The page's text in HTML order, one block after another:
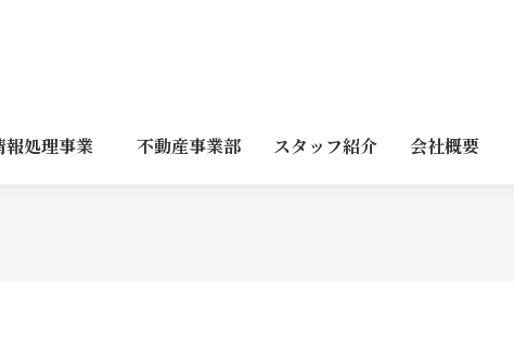
報処理事業 不動産事業部 スタッフ紹介 会社概要